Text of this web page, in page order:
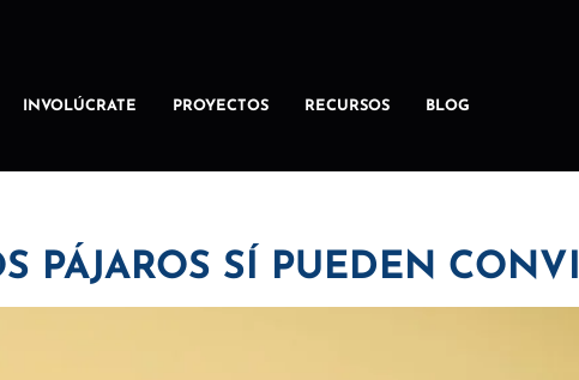
INVOLÚCRATE PROYECTOS RECURSOS BLOG
PÁJAROS SÍ PUEDEN